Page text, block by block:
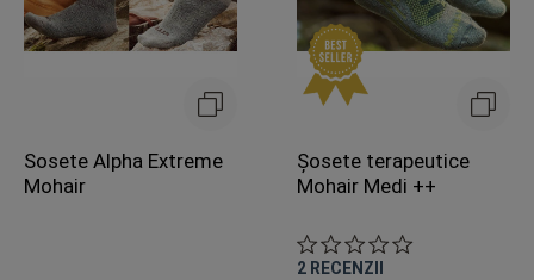
Sosete Alpha Extreme
Mohair
Șosete terapeutice
Mohair Medi ++
2 RECENZII